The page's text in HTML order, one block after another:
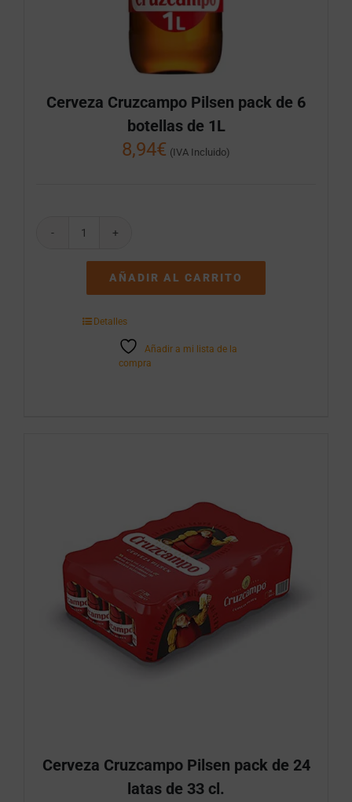
Cerveza Cruzcampo Pilsen pack de 6
botellas de 1L
8,94€ (IVA Incluido)
Cerveza
Pilsen
pack
6
AÑADIR AL CARRITO
Detalles
Añadir a mi lista de la
compra
Cerveza Cruzcampo Pilsen pack de 24
latas de 33 cl.